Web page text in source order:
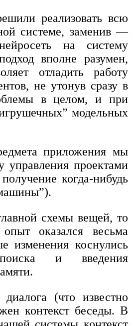
реализовать всю
системе, заменив —
на систему
вполне разумен,
отладить работу
не утонув сразу в
в целом, и при
модельных
приложения мы
управления проектами
когда-нибудь
схемы вещей, то
оказался весьма
изменения коснулись
и введения
(что известно
контекст беседы. В